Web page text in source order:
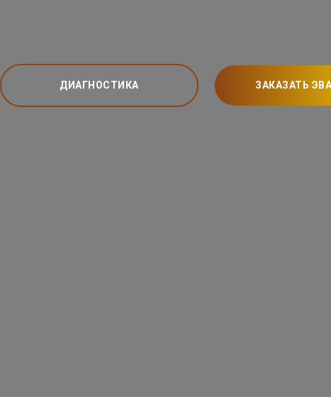
ДИАГНОСТИКА ЗАКАЗАТЬ